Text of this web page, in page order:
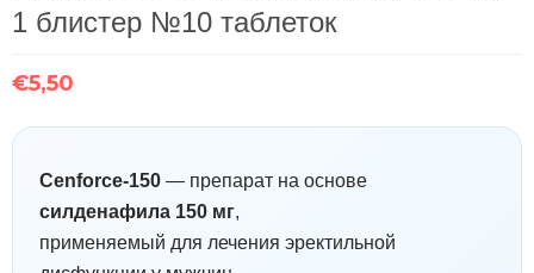
1 блистер №10 таблеток
€5,50
Cenforce-150 — препарат на основе
силденафила 150 мг,
применяемый для лечения эректильной